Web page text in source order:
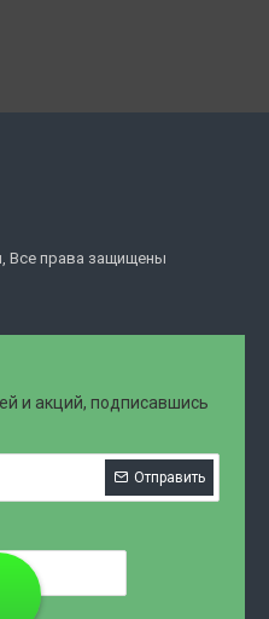
Все права защищены
и акций, подписавшись
Отправить